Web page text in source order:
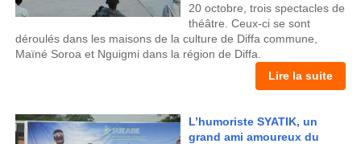
20 octobre, trois spectacles de
théâtre. Ceux-ci se sont
déroulés dans les maisons de la culture de Diffa commune,
Maïné Soroa et Nguigmi dans la région de Diffa.
Lire la suite
L’humoriste SYATIK, un
grand ami amoureux du